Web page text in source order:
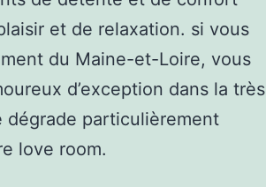
et de relaxation. si vous
du Maine-et-Loire, vous
d’exception dans la très
dégrade particulièrement
love room.